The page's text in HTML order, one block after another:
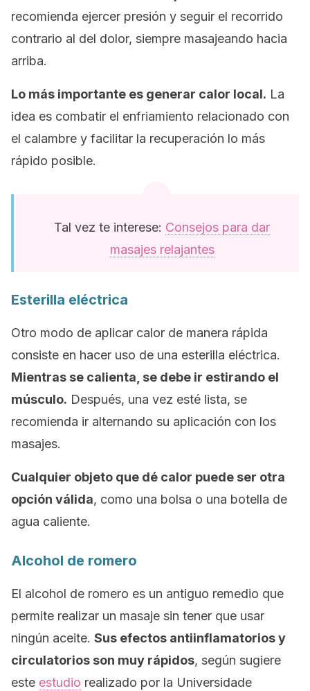
recomienda ejercer presión y seguir el recorrido
contrario al del dolor, siempre masajeando hacia
arriba.
Lo más importante es generar calor local. La
idea es combatir el enfriamiento relacionado con
el calambre y facilitar la recuperación lo más
rápido posible.
Tal vez te interese: Consejos para dar
masajes relajantes
Esterilla eléctrica
Otro modo de aplicar calor de manera rápida
consiste en hacer uso de una esterilla eléctrica.
Mientras se calienta, se debe ir estirando el
músculo. Después, una vez esté lista, se
recomienda ir alternando su aplicación con los
masajes.
Cualquier objeto que dé calor puede ser otra
opción válida, como una bolsa o una botella de
agua caliente.
Alcohol de romero
El alcohol de romero es un antiguo remedio que
permite realizar un masaje sin tener que usar
ningún aceite. Sus efectos antiinflamatorios y
circulatorios son muy rápidos, según sugiere
este estudio realizado por la Universidade